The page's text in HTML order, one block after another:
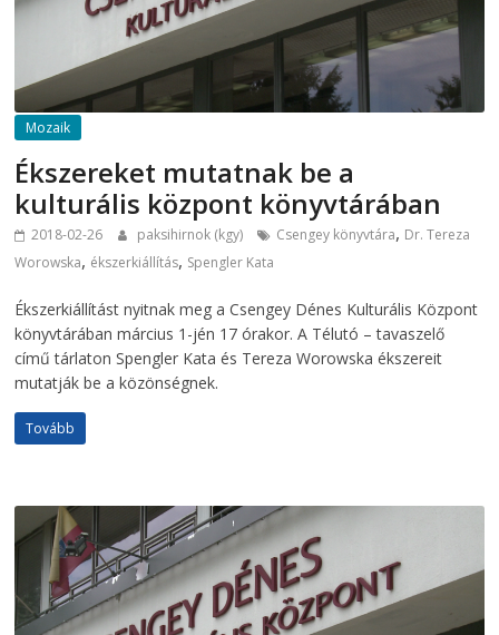
Mozaik
Ékszereket mutatnak be a
kulturális központ könyvtárában
2018-02-26 paksihirnok (kgy) Csengey könyvtára, Dr. Tereza
Worowska, ékszerkiállítás, Spengler Kata
Ékszerkiállítást nyitnak meg a Csengey Dénes Kulturális Központ
könyvtárában március 1-jén 17 órakor. A Télutó – tavaszelő
című tárlaton Spengler Kata és Tereza Worowska ékszereit
mutatják be a közönségnek.
Tovább